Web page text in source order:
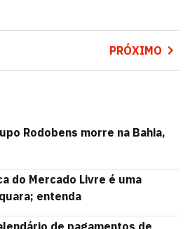
PRÓXIMO
Rodobens morre na Bahia,
do Mercado Livre é uma
entenda
de pagamentos de